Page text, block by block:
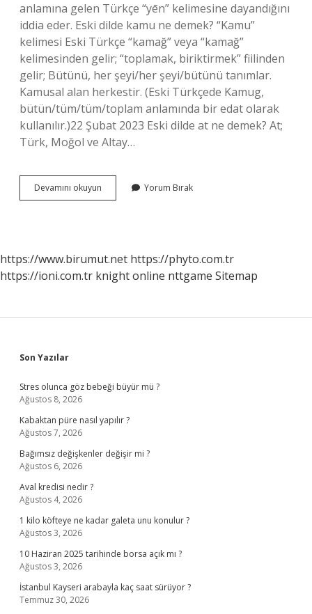
anlamına gelen Türkçe “yēn” kelimesine dayandığını
iddia eder. Eski dilde kamu ne demek? “Kamu”
kelimesi Eski Türkçe “kamağ” veya “kamağ”
kelimesinden gelir; “toplamak, biriktirmek” fiilinden
gelir; Bütünü, her şeyi/her şeyi/bütünü tanımlar.
Kamusal alan herkestir. (Eski Türkçede Kamug,
bütün/tüm/tüm/toplam anlamında bir edat olarak
kullanılır.)22 Şubat 2023 Eski dilde at ne demek? At;
Türk, Moğol ve Altay…
Devamını okuyun
Dilde
Yorum Bırak
https://www.birumut.net https://phyto.com.tr
https://ioni.com.tr knight online nttgame Sitemap
Sidebar
Son Yazılar
Stres olunca göz bebeği büyür mü ?
Ağustos 8, 2026
Kabaktan püre nasıl yapılır ?
Ağustos 7, 2026
Bağımsız değişkenler değişir mi ?
Ağustos 6, 2026
Aval kredisi nedir ?
Ağustos 4, 2026
1 kilo köfteye ne kadar galeta unu konulur ?
Ağustos 3, 2026
10 Haziran 2025 tarihinde borsa açık mı ?
Ağustos 3, 2026
İstanbul Kayseri arabayla kaç saat sürüyor ?
Temmuz 30, 2026